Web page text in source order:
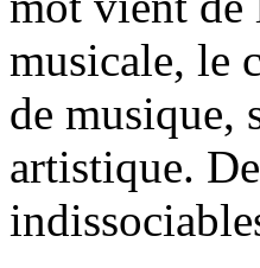
musicale, le
de musique,
artistique.